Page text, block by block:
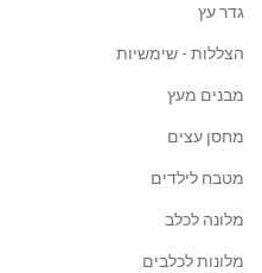
גדר עץ
הצללות - שימשיות
מבנים מעץ
מחסן עצים
מטבח לילדים
מלונה לכלב
מלונות לכלבים